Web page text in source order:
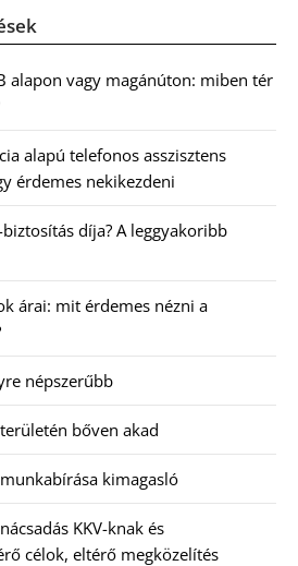
alapon vagy magánúton: miben tér
alapú telefonos asszisztens
érdemes nekikezdeni
díja? A leggyakoribb
árai: mit érdemes nézni a
népszerűbb
bőven akad
kimagasló
KKV-knak és
célok, eltérő megközelítés